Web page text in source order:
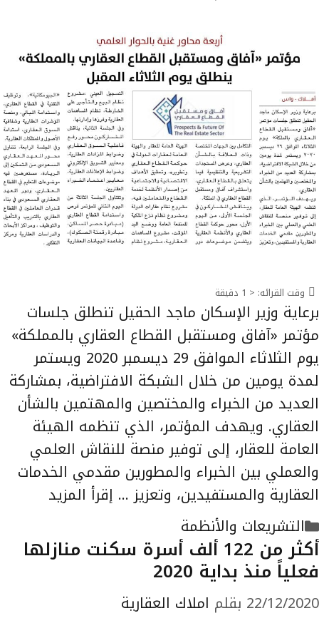
وقت القرائه: < 1 دقيقة
برعاية وزير الإسكان ماجد الحقيل تنطلق جلسات
مؤتمر «آفاق ومستقبل القطاع العقاري بالمملكة»
يوم الثلاثاء الموافق 29 ديسمبر 2020 ويستمر
لمدة يومين من خلال الشبكة الافتراضية، بمشاركة
العديد من الخبراء والمختصين والمهتمين بالشأن
العقاري. ويهدف المؤتمر، الذي تنظمه الهيئة
العامة للعقار، إلى توفير منصة للنقاش العلمي
والعملي بين الخبراء والمطورين مقدمي الخدمات
العقارية والمستفيدين، وتعزيز … إقرأ المزيد
التصنيفات
التشريعات والأنظمة
أكثر من 122 ألف أسرة سكنت منازلها
فعلياً منذ بداية 2020
22/12/2020 بقلم املاك العقارية